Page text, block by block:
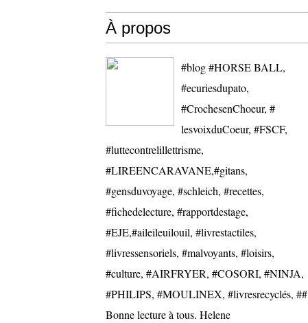
À propos
#blog #HORSE BALL,
#ecuriesdupato,
#CrochesenChoeur, #
lesvoixduCoeur, #FSCF,
#luttecontrelillettrisme,
#LIREENCARAVANE,#gitans,
#gensduvoyage, #schleich, #recettes,
#fichedelecture, #rapportdestage,
#EJE,#aileileuilouil, #livrestactiles,
#livressensoriels, #malvoyants, #loisirs,
#culture, #AIRFRYER, #COSORI, #NINJA,
#PHILIPS, #MOULINEX, #livresrecyclés, ##
Bonne lecture à tous. Helene